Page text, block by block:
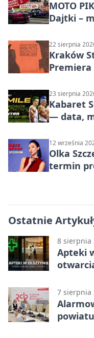
MOTO
Dajtki –
22 sierpnia
Kraków
Premiera
23 sierpnia
Kabaret
— data,
12 września
Olka
termin
Ostatnie
8 sierpnia
Apteki
7 sierpnia